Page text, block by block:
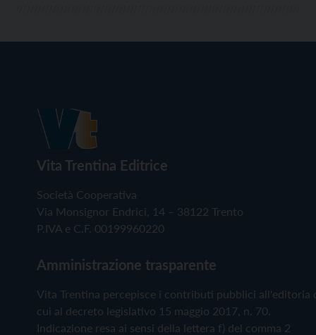
Vita Trentina Editrice
Società Cooperativa
Via Monsignor Endrici, 14 – 38122 Trento
P.IVA e C.F. 00199960220
Amministrazione trasparente
Vita Trentina percepisce i contributi pubblici all'editoria
cui al decreto legislativo 15 maggio 2017, n. 70.
Indicazione resa ai sensi della lettera f) del comma 2